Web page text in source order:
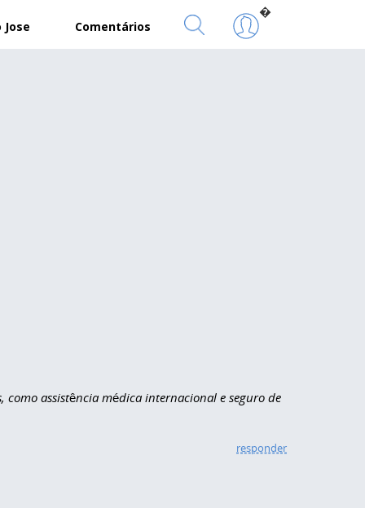
Comentários
�
como assistência médica internacional e seguro de
responder